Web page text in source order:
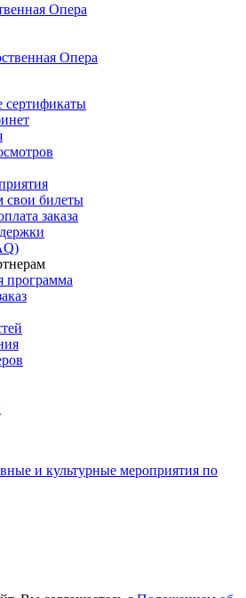
Опера
Опера
сертификаты
свои билеты
заказа
программа
и культурные мероприятия по